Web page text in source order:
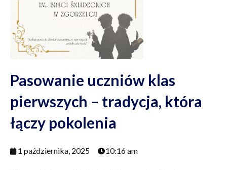
Pasowanie uczniów klas
pierwszych – tradycja, która
łączy pokolenia
1 października, 2025 10:16 am